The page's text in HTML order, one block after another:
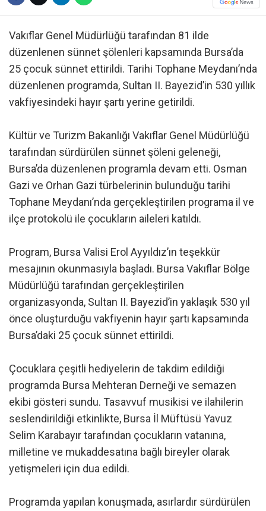
Vakıflar Genel Müdürlüğü tarafından 81 ilde
düzenlenen sünnet şölenleri kapsamında Bursa’da
25 çocuk sünnet ettirildi. Tarihi Tophane Meydanı’nda
düzenlenen programda, Sultan II. Bayezid’in 530 yıllık
vakfiyesindeki hayır şartı yerine getirildi.
Kültür ve Turizm Bakanlığı Vakıflar Genel Müdürlüğü
tarafından sürdürülen sünnet şöleni geleneği,
Bursa’da düzenlenen programla devam etti. Osman
Gazi ve Orhan Gazi türbelerinin bulunduğu tarihi
Tophane Meydanı’nda gerçekleştirilen programa il ve
ilçe protokolü ile çocukların aileleri katıldı.
Program, Bursa Valisi Erol Ayyıldız’ın teşekkür
mesajının okunmasıyla başladı. Bursa Vakıflar Bölge
Müdürlüğü tarafından gerçekleştirilen
organizasyonda, Sultan II. Bayezid’in yaklaşık 530 yıl
önce oluşturduğu vakfiyenin hayır şartı kapsamında
Bursa’daki 25 çocuk sünnet ettirildi.
Çocuklara çeşitli hediyelerin de takdim edildiği
programda Bursa Mehteran Derneği ve semazen
ekibi gösteri sundu. Tasavvuf musikisi ve ilahilerin
seslendirildiği etkinlikte, Bursa İl Müftüsü Yavuz
Selim Karabayır tarafından çocukların vatanına,
milletine ve mukaddesatına bağlı bireyler olarak
yetişmeleri için dua edildi.
Programda yapılan konuşmada, asırlardır sürdürülen